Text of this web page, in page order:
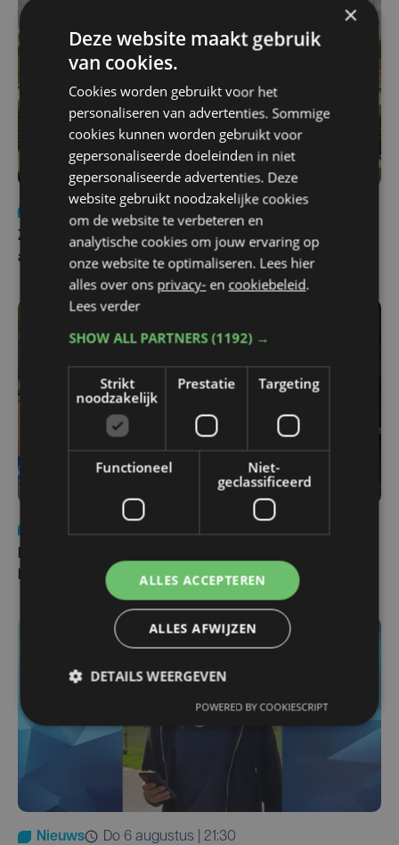
Update
za 1 augustus | 17:21
Zwaar ongeval op E403 in Izegem: drie rijstroken
afgesloten
Pieters Brugge
Nieuws
do 6 augustus | 21:30
×
Deze website maakt gebruik
van cookies.
Cookies worden gebruikt voor het
personaliseren van advertenties. Sommige
cookies kunnen worden gebruikt voor
gepersonaliseerde doeleinden in niet
gepersonaliseerde advertenties. Deze
website gebruikt noodzakelijke cookies
om de website te verbeteren en
analytische cookies om jouw ervaring op
onze website te optimaliseren. Lees hier
alles over ons privacy- en cookiebeleid.
Lees verder
SHOW ALL PARTNERS(1192) →
Strikt
noodzakelijk
Prestatie Targeting
Functioneel
Niet-
geclassificeerd
ALLES ACCEPTEREN
ALLES AFWIJZEN
DETAILS WEERGEVEN
POWERED BY COOKIESCRIPT